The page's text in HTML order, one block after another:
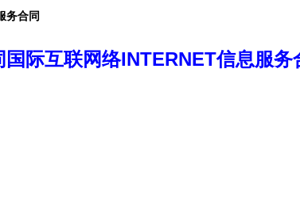
务合同
国际互联网络INTERNET信息服务